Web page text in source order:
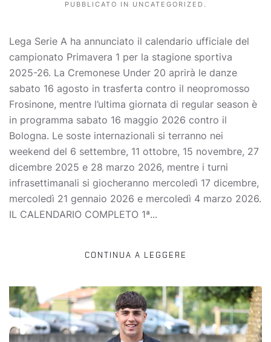
PUBBLICATO IN UNCATEGORIZED .
Lega Serie A ha annunciato il calendario ufficiale del
campionato Primavera 1 per la stagione sportiva
2025-26. La Cremonese Under 20 aprirà le danze
sabato 16 agosto in trasferta contro il neopromosso
Frosinone, mentre l’ultima giornata di regular season è
in programma sabato 16 maggio 2026 contro il
Bologna. Le soste internazionali si terranno nei
weekend del 6 settembre, 11 ottobre, 15 novembre, 27
dicembre 2025 e 28 marzo 2026, mentre i turni
infrasettimanali si giocheranno mercoledì 17 dicembre,
mercoledì 21 gennaio 2026 e mercoledì 4 marzo 2026.
IL CALENDARIO COMPLETO 1ª...
CONTINUA A LEGGERE